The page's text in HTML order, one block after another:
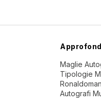
Maglie
Tipologie
Autografi